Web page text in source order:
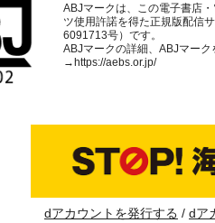
ABJマークは、この電子書店
ツ使用許諾を得た正規版配信
6091713号）です。
ABJマークの詳細、ABJマー
→https://aebs.or.jp/
dアカウントを発行する dア